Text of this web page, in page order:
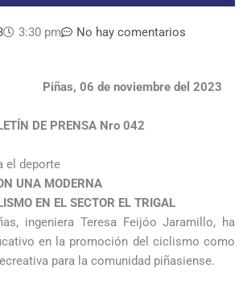
3:30 pm
No hay comentarios
de noviembre del 2023
DE PRENSA Nro 042
el deporte
UNA MODERNA
EN EL SECTOR EL TRIGAL
ingeniera Teresa Feijóo Jaramillo, ha
en la promoción del ciclismo como
para la comunidad piñasiense.